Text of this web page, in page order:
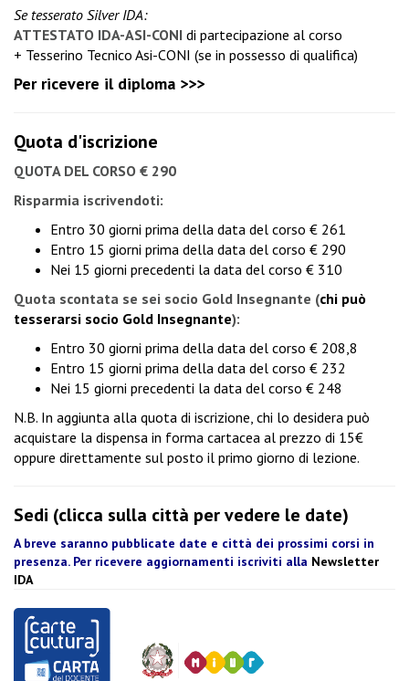
Se tesserato Silver IDA:
ATTESTATO IDA-ASI-CONI di partecipazione al corso
+ Tesserino Tecnico Asi-CONI (se in possesso di qualifica)
Per ricevere il diploma >>>
Quota d'iscrizione
QUOTA DEL CORSO € 290
Risparmia iscrivendoti:
Entro 30 giorni prima della data del corso € 261
Entro 15 giorni prima della data del corso € 290
Nei 15 giorni precedenti la data del corso € 310
Quota scontata se sei socio Gold Insegnante (chi può
tesserarsi socio Gold Insegnante):
Entro 30 giorni prima della data del corso € 208,8
Entro 15 giorni prima della data del corso € 232
Nei 15 giorni precedenti la data del corso € 248
N.B. In aggiunta alla quota di iscrizione, chi lo desidera può
acquistare la dispensa in forma cartacea al prezzo di 15€
oppure direttamente sul posto il primo giorno di lezione.
Sedi (clicca sulla città per vedere le date)
A breve saranno pubblicate date e città dei prossimi corsi in
presenza. Per ricevere aggiornamenti iscriviti alla Newsletter
IDA